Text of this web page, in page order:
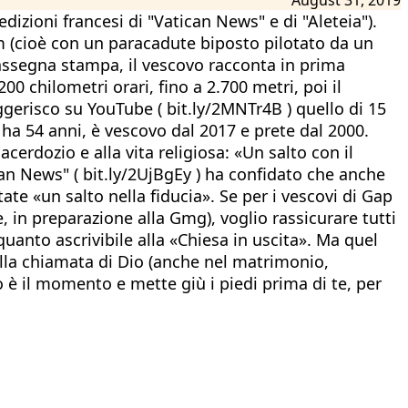
francesi di "Vatican News" e di "Aleteia").
(cioè con un paracadute biposto pilotato da un
stampa, il vescovo racconta in prima
chilometri orari, fino a 2.700 metri, poi il
su YouTube ( bit.ly/2MNTr4B ) quello di 15
54 anni, è vescovo dal 2017 e prete dal 2000.
e alla vita religiosa: «Un salto con il
News" ( bit.ly/2UjBgEy ) ha confidato che anche
«un salto nella fiducia». Se per i vescovi di Gap
in preparazione alla Gmg), voglio rassicurare tutti
ascrivibile alla «Chiesa in uscita». Ma quel
chiamata di Dio (anche nel matrimonio,
il momento e mette giù i piedi prima di te, per